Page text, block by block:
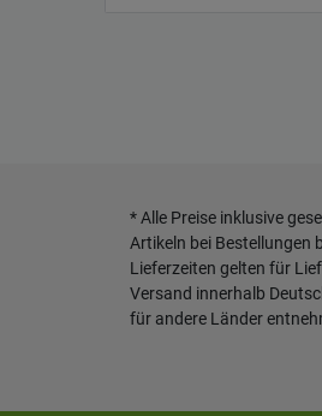
* Alle Preise inklusive
Artikeln bei Bestellungen
Lieferzeiten gelten für
Versand innerhalb
für andere Länder